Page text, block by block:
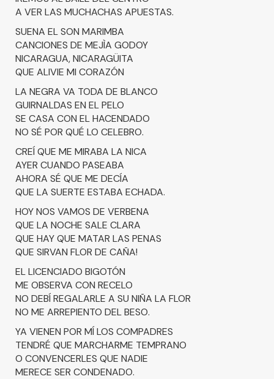
A VER LAS MUCHACHAS APUESTAS.
SUENA EL SON MARIMBA
CANCIONES DE MEJÌA GODOY
NICARAGUA, NICARAGÜITA
QUE ALIVIE MI CORAZÓN
LA NEGRA VA TODA DE BLANCO
GUIRNALDAS EN EL PELO
SE CASA CON EL HACENDADO
NO SÉ POR QUÉ LO CELEBRO.
CREÍ QUE ME MIRABA LA NICA
AYER CUANDO PASEABA
AHORA SÉ QUE ME DECÍA
QUE LA SUERTE ESTABA ECHADA.
HOY NOS VAMOS DE VERBENA
QUE LA NOCHE SALE CLARA
QUE HAY QUE MATAR LAS PENAS
QUE SIRVAN FLOR DE CAÑA!
EL LICENCIADO BIGOTÓN
ME OBSERVA CON RECELO
NO DEBÍ REGALARLE A SU NIÑA LA FLOR
NO ME ARREPIENTO DEL BESO.
YA VIENEN POR MÍ LOS COMPADRES
TENDRÉ QUE MARCHARME TEMPRANO
O CONVENCERLES QUE NADIE
MERECE SER CONDENADO.